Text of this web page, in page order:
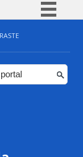
BR